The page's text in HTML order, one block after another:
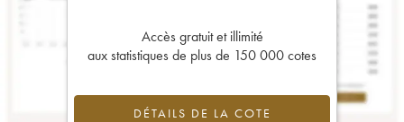
Accès gratuit et illimité
aux statistiques de plus de 150 000 cotes
DÉTAILS DE LA COTE